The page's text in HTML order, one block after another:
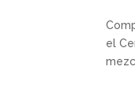
el